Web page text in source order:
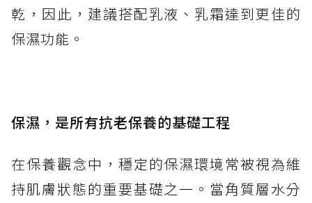
乾，因此，建議搭配乳液、乳霜達到更佳的
保濕功能。
保濕，是所有抗老保養的基礎工程
在保養觀念中，穩定的保濕環境常被視為維
持肌膚狀態的重要基礎之一。當角質層水分